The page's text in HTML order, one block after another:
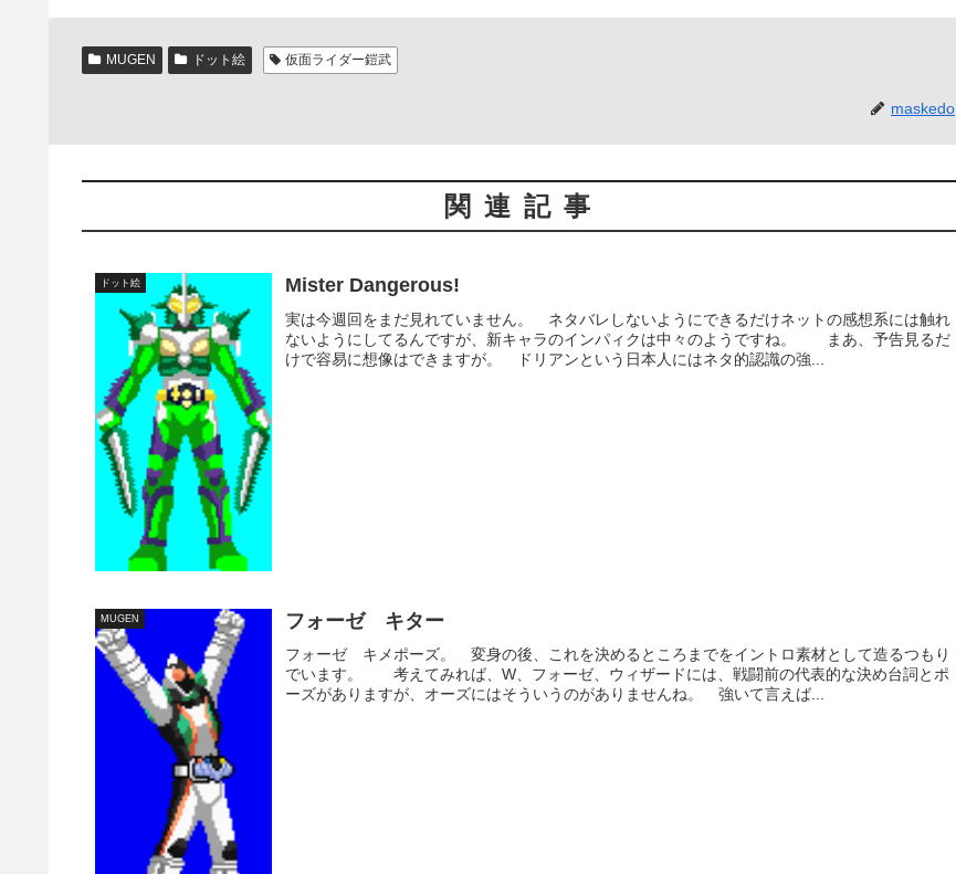
MUGEN ドット絵 仮面ライダー鎧武
maskedo
関連記事
ドット絵 Mister Dangerous!
実は今週回をまだ見れていません。 ネタバレしないようにできるだけネットの感想系には触れ
ないようにしてるんですが、新キャラのインパィクは中々のようですね。 まあ、予告見るだ
けで容易に想像はできますが。 ドリアンという日本人にはネタ的認識の強...
MUGEN フォーゼ キター
フォーゼ キメポーズ。 変身の後、これを決めるところまでをイントロ素材として造るつもり
でいます。 考えてみれば、W、フォーゼ、ウィザードには、戦闘前の代表的な決め台詞とポ
ーズがありますが、オーズにはそういうのがありませんね。 強いて言えば...